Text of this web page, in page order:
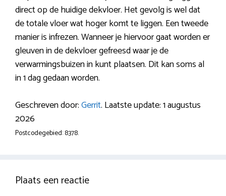
direct op de huidige dekvloer. Het gevolg is wel dat
de totale vloer wat hoger komt te liggen. Een tweede
manier is infrezen. Wanneer je hiervoor gaat worden er
gleuven in de dekvloer gefreesd waar je de
verwarmingsbuizen in kunt plaatsen. Dit kan soms al
in 1 dag gedaan worden.
Geschreven door:Gerrit. Laatste update: 1 augustus
2026
Postcodegebied: 8378.
Plaats een reactie